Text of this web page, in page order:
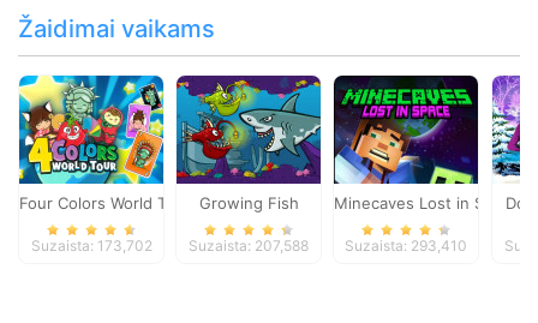
Žaidimai vaikams
Four Colors World Tour
Suzaista: 173,702
Growing Fish
Suzaista: 207,588
Minecaves Lost in Space
Suzaista: 293,410